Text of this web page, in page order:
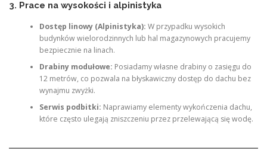
3. Prace na wysokości i alpinistyka
Dostęp linowy (Alpinistyka): W przypadku wysokich
budynków wielorodzinnych lub hal magazynowych pracujemy
bezpiecznie na linach.
Drabiny modułowe: Posiadamy własne drabiny o zasięgu do
12 metrów, co pozwala na błyskawiczny dostęp do dachu bez
wynajmu zwyżki.
Serwis podbitki: Naprawiamy elementy wykończenia dachu,
które często ulegają zniszczeniu przez przelewającą się wodę.